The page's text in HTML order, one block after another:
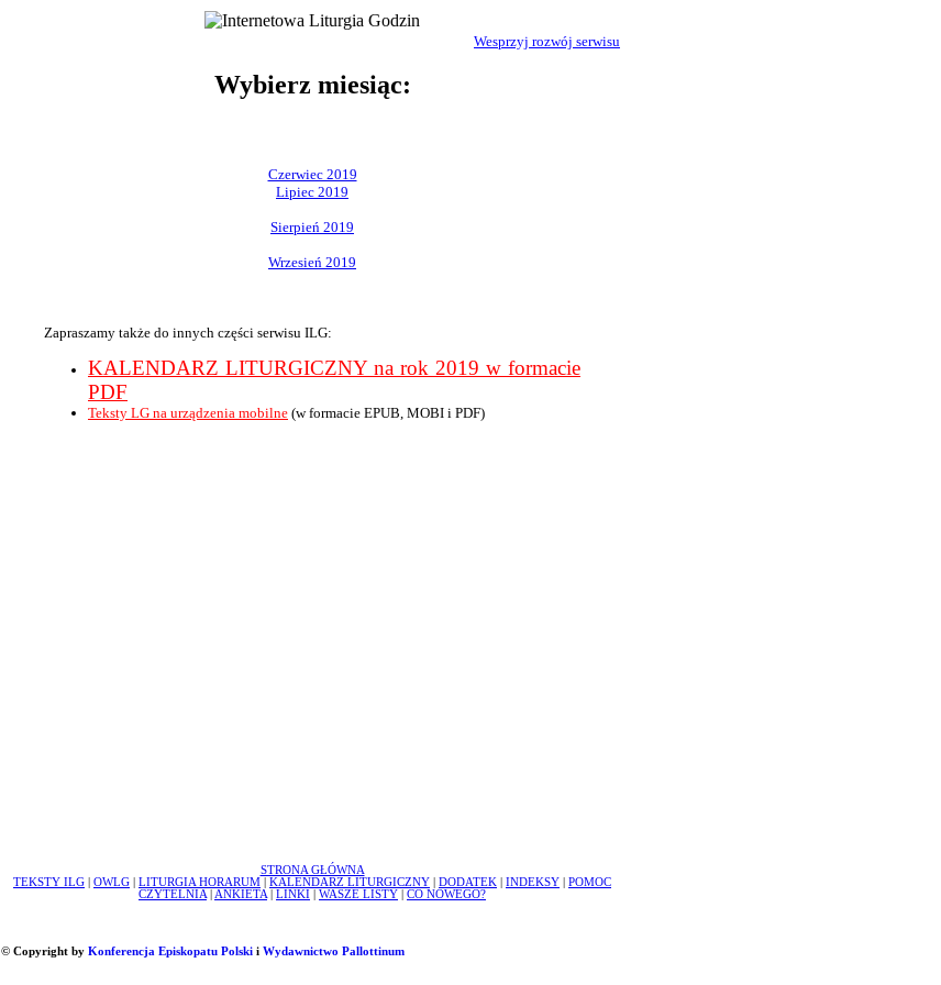
Wesprzyj rozwój serwisu
Wybierz miesiąc:
Czerwiec 2019
Lipiec 2019
Sierpień 2019
Wrzesień 2019
Zapraszamy także do innych części serwisu ILG:
KALENDARZ LITURGICZNY na rok 2019 w formacie
PDF
Teksty LG na urządzenia mobilne (w formacie EPUB, MOBI i PDF)
STRONA GŁÓWNA
TEKSTY ILG
OWLG LITURGIA HORARUM KALENDARZ LITURGICZNY DODATEK INDEKSY
POMOC
CZYTELNIA
ANKIETA LINKI WASZE LISTY CO NOWEGO?
© Copyright by Konferencja Episkopatu Polskii Wydawnictwo Pallottinum